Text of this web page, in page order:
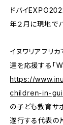
ドバイ
年２月に現地で
イヌワリアフリ
達を応援する「
https://
children-in-
の子ども教育サ
遂行する代表の